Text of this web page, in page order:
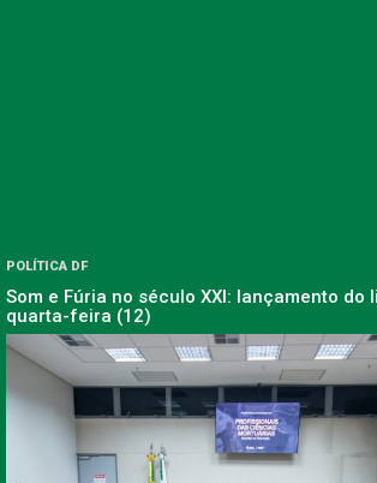
POLÍTICA DF
Som e Fúria no século XXI: lançamento do
quarta-feira (12)